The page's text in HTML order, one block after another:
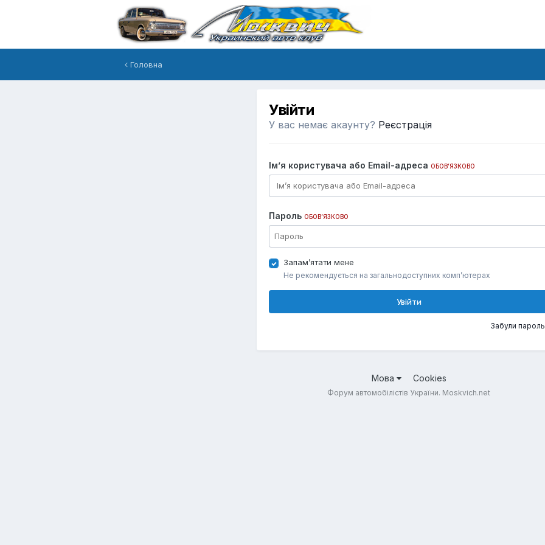
Головна
Увійти
У вас немає акаунту? Реєстрація
Ім’я користувача або Email-адреса ОБОВ’ЯЗКОВО
Пароль ОБОВ’ЯЗКОВО
Запам’ятати мене
Не рекомендується на загальнодоступних комп’ютерах
Увійти
Забули
Мова Cookies
Форум автомобілістів України. Moskvich.net